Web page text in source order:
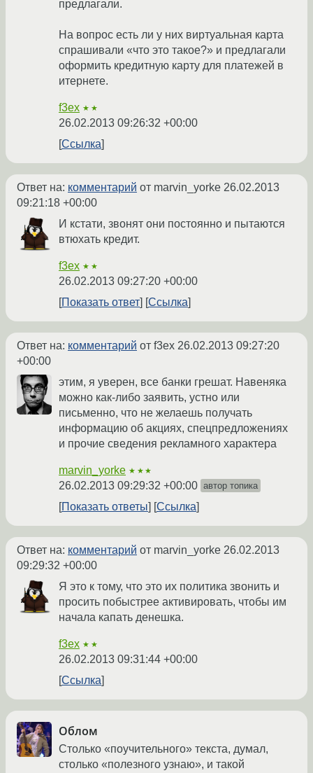
предлагали.
На вопрос есть ли у них виртуальная карта
спрашивали «что это такое?» и предлагали
оформить кредитную карту для платежей в
итернете.
f3ex ★★
26.02.2013 09:26:32 +00:00
Ссылка
Ответ на: комментарий от marvin_yorke 26.02.2013
09:21:18 +00:00
И кстати, звонят они постоянно и пытаются
втюхать кредит.
f3ex ★★
26.02.2013 09:27:20 +00:00
Показать ответ
Ссылка
Ответ на: комментарий от f3ex 26.02.2013 09:27:20
+00:00
этим, я уверен, все банки грешат. Навеняка
можно как-либо заявить, устно или
письменно, что не желаешь получать
информацию об акциях, спецпредложениях
и прочие сведения рекламного характера
marvin_yorke ★★★
26.02.2013 09:29:32 +00:00 автор топика
Показать ответы Ссылка
Ответ на: комментарий от marvin_yorke 26.02.2013
09:29:32 +00:00
Я это к тому, что это их политика звонить и
просить побыстрее активировать, чтобы им
начала капать денешка.
f3ex ★★
26.02.2013 09:31:44 +00:00
Ссылка
Облом
Столько «поучительного» текста, думал,
столько «полезного узнаю», и такой